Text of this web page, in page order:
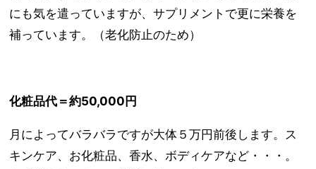
にも気を遣っていますが、サプリメントで更に栄養を
補っています。（老化防止のため）
化粧品代＝約50,000円
月によってバラバラですが大体５万円前後します。ス
キンケア、お化粧品、香水、ボディケアなど・・・。